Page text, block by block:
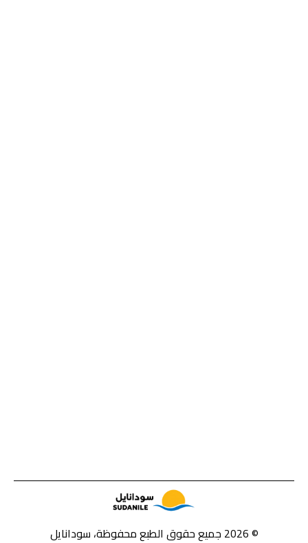
© 2026 جميع حقوق الطبع محفوظة، سودانايل